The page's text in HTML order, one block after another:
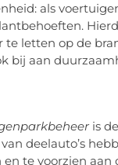
als
te letten op de
bij aan
is
deelauto’s
te voorzien